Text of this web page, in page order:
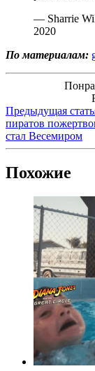
— Sharrie
2020
По материалам:
Предыдущая
пиратов
стал Весемиром
Похожие